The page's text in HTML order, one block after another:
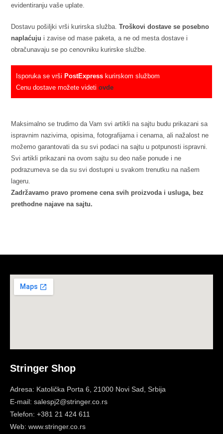
evidentiranju vaše uplate.
Dostavu pošiljki vrši kurirska služba.Troškovi dostave se posebno
naplaćuju i zavise od mase paketa, a ne od mesta dostave i
obračunavaju se po cenovniku kurirske službe.
Isporuka se vršiPostExpress kurirskom službom
Cenu dostave možete videtiovde
Maksimalno se trudimo da Vam svi artikli na sajtu budu prikazani sa
ispravnim nazivima, opisima, fotografijama i cenama, ali nažalost ne
možemo garantovati da su svi podaci na sajtu u potpunosti ispravni.
Svi artikli prikazani na ovom sajtu su deo naše ponude i ne
podrazumeva se da su svi dostupni u svakom trenutku na našem
lageru.
Zadržavamo pravo promene cena svih proizvoda i usluga, bez
prethodne najave na sajtu.
Stringer Shop
Adresa: Katolička Porta 6, 21000 Novi Sad, Srbija
E-mail: salespj2@stringer.co.rs
Telefon: +381 21 424 611
Web: www.stringer.co.rs